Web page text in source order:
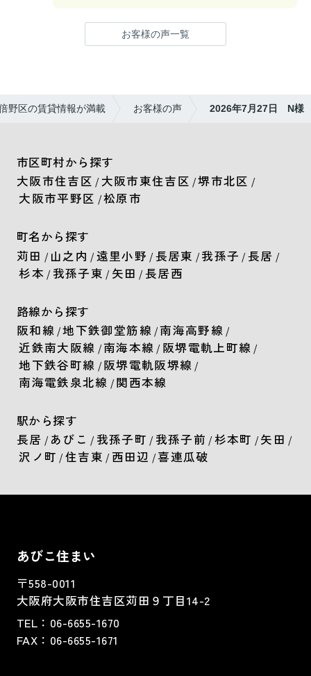
います。有難う御座いました。
野口さんが頑張ってくださったお陰で、結果的に当
初の希望にできる限り近い物件に住むことができ、
これからも応援しています☆
お客様の声一覧
野区の賃貸情報が満載 お客様の声 2026年7月27日 N様
市区町村から探す
大阪市住吉区 / 大阪市東住吉区 /堺市北区 /
大阪市平野区 /松原市
町名から探す
苅田 / 山之内 / 遠里小野 / 長居東 / 我孫子 / 長居 /
杉本 / 我孫子東 / 矢田 / 長居西
路線から探す
阪和線 /地下鉄御堂筋線 /南海高野線 /
近鉄南大阪線 /南海本線 / 阪堺電軌上町線 /
地下鉄谷町線 / 阪堺電軌阪堺線 /
南海電鉄泉北線 / 関西本線
駅から探す
長居 / あびこ / 我孫子町 / 我孫子前 / 杉本町 / 矢田 /
沢ノ町 / 住吉東 / 西田辺 /喜連瓜破
あびこ住まい
〒558-0011
大阪府大阪市住吉区苅田９丁目14-2
TEL： 06-6655-1670
FAX： 06-6655-1671